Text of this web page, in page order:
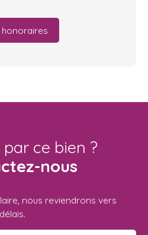
honoraires
par ce bien ?
nous
nous reviendrons vers